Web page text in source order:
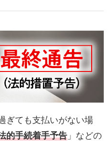
ぎても支払いがない場
的手続着手予告 」などの